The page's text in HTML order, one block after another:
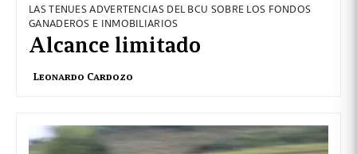
LAS TENUES ADVERTENCIAS DEL BCU SOBRE LOS FONDOS
GANADEROS E INMOBILIARIOS
Alcance limitado
Leonardo Cardozo